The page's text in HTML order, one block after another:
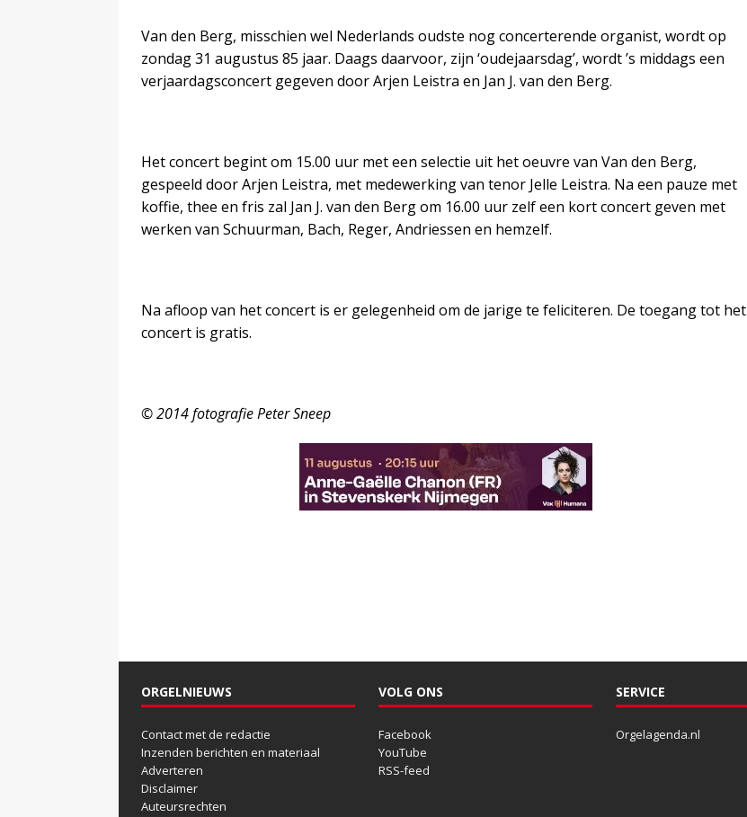
Van den Berg, misschien wel Nederlands oudste nog concerterende organist, wordt op
zondag 31 augustus 85 jaar. Daags daarvoor, zijn ‘oudejaarsdag’, wordt ’s middags een
verjaardagsconcert gegeven door Arjen Leistra en Jan J. van den Berg.
Het concert begint om 15.00 uur met een selectie uit het oeuvre van Van den Berg,
gespeeld door Arjen Leistra, met medewerking van tenor Jelle Leistra. Na een pauze met
koffie, thee en fris zal Jan J. van den Berg om 16.00 uur zelf een kort concert geven met
werken van Schuurman, Bach, Reger, Andriessen en hemzelf.
Na afloop van het concert is er gelegenheid om de jarige te feliciteren. De toegang tot het
concert is gratis.
© 2014 fotografie Peter Sneep
ORGELNIEUWS
Contact met de redactie
Inzenden berichten en materiaal
Adverteren
Disclaimer
Auteursrechten
VOLG ONS
Facebook
YouTube
RSS-feed
SERVICE
Orgelagenda.nl